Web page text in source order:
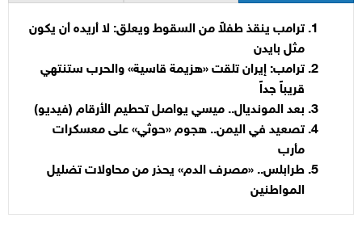
ترامب ينقذ طفلاً من السقوط ويعلق: لا أريده أن يكون
مثل بايدن
ترامب: إيران تلقت «هزيمة قاسية» والحرب ستنتهي
قريباً جداً
بعد المونديال.. ميسي يواصل تحطيم الأرقام (فيديو)
تصعيد في اليمن.. هجوم «حوثي» على معسكرات
مأرب
طرابلس.. «مصرف الدم» يحذر من محاولات تضليل
المواطنين